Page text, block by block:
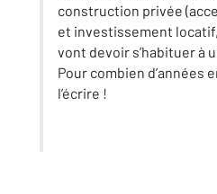
construction privée
et investissement
vont devoir s’habituer à
Pour combien d’années
l’écrire !